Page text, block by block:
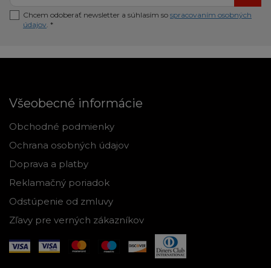
Chcem odoberať newsletter a súhlasím so spracovaním osobných
údajov. *
Všeobecné informácie
Obchodné podmienky
Ochrana osobných údajov
Doprava a platby
Reklamačný poriadok
Odstúpenie od zmluvy
Zľavy pre verných zákazníkov